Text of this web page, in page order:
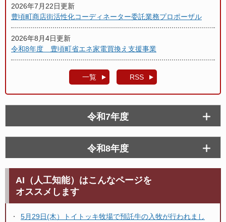
2026年7月22日更新
豊頃町商店街活性化コーディネーター委託業務プロポーザル
2026年8月4日更新
令和8年度 豊頃町省エネ家電買換え支援事業
一覧 RSS
令和7年度
令和8年度
AI（人工知能）はこんなページを
オススメします
5月29日(木）トイトッキ牧場で預託牛の入牧が行われまし